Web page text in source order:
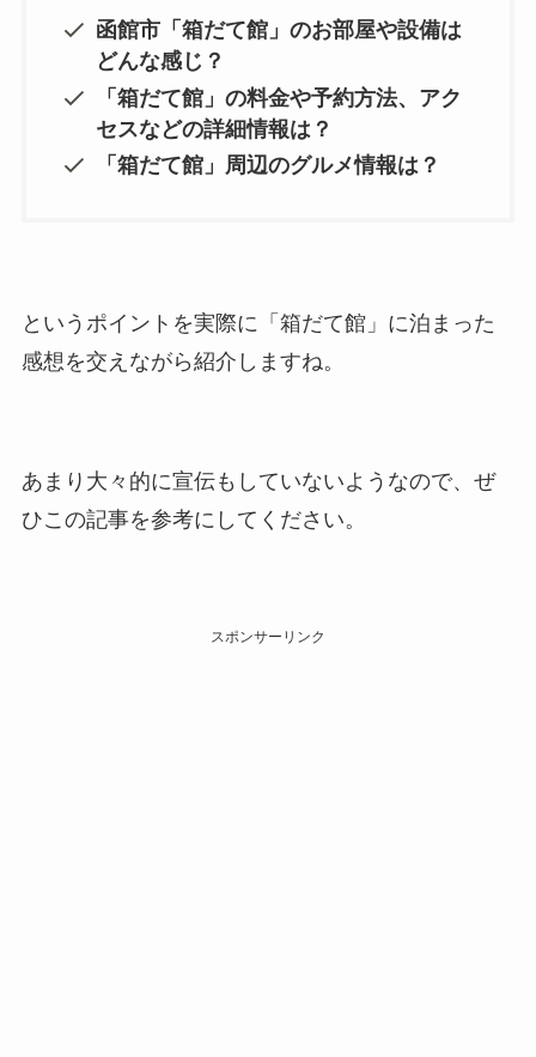
函館市「箱だて館」のお部屋や設備は
どんな感じ？
「箱だて館」の料金や予約方法、アク
セスなどの詳細情報は？
「箱だて館」周辺のグルメ情報は？
というポイントを実際に「箱だて館」に泊まった
感想を交えながら紹介しますね。
あまり大々的に宣伝もしていないようなので、ぜ
ひこの記事を参考にしてください。
スポンサーリンク